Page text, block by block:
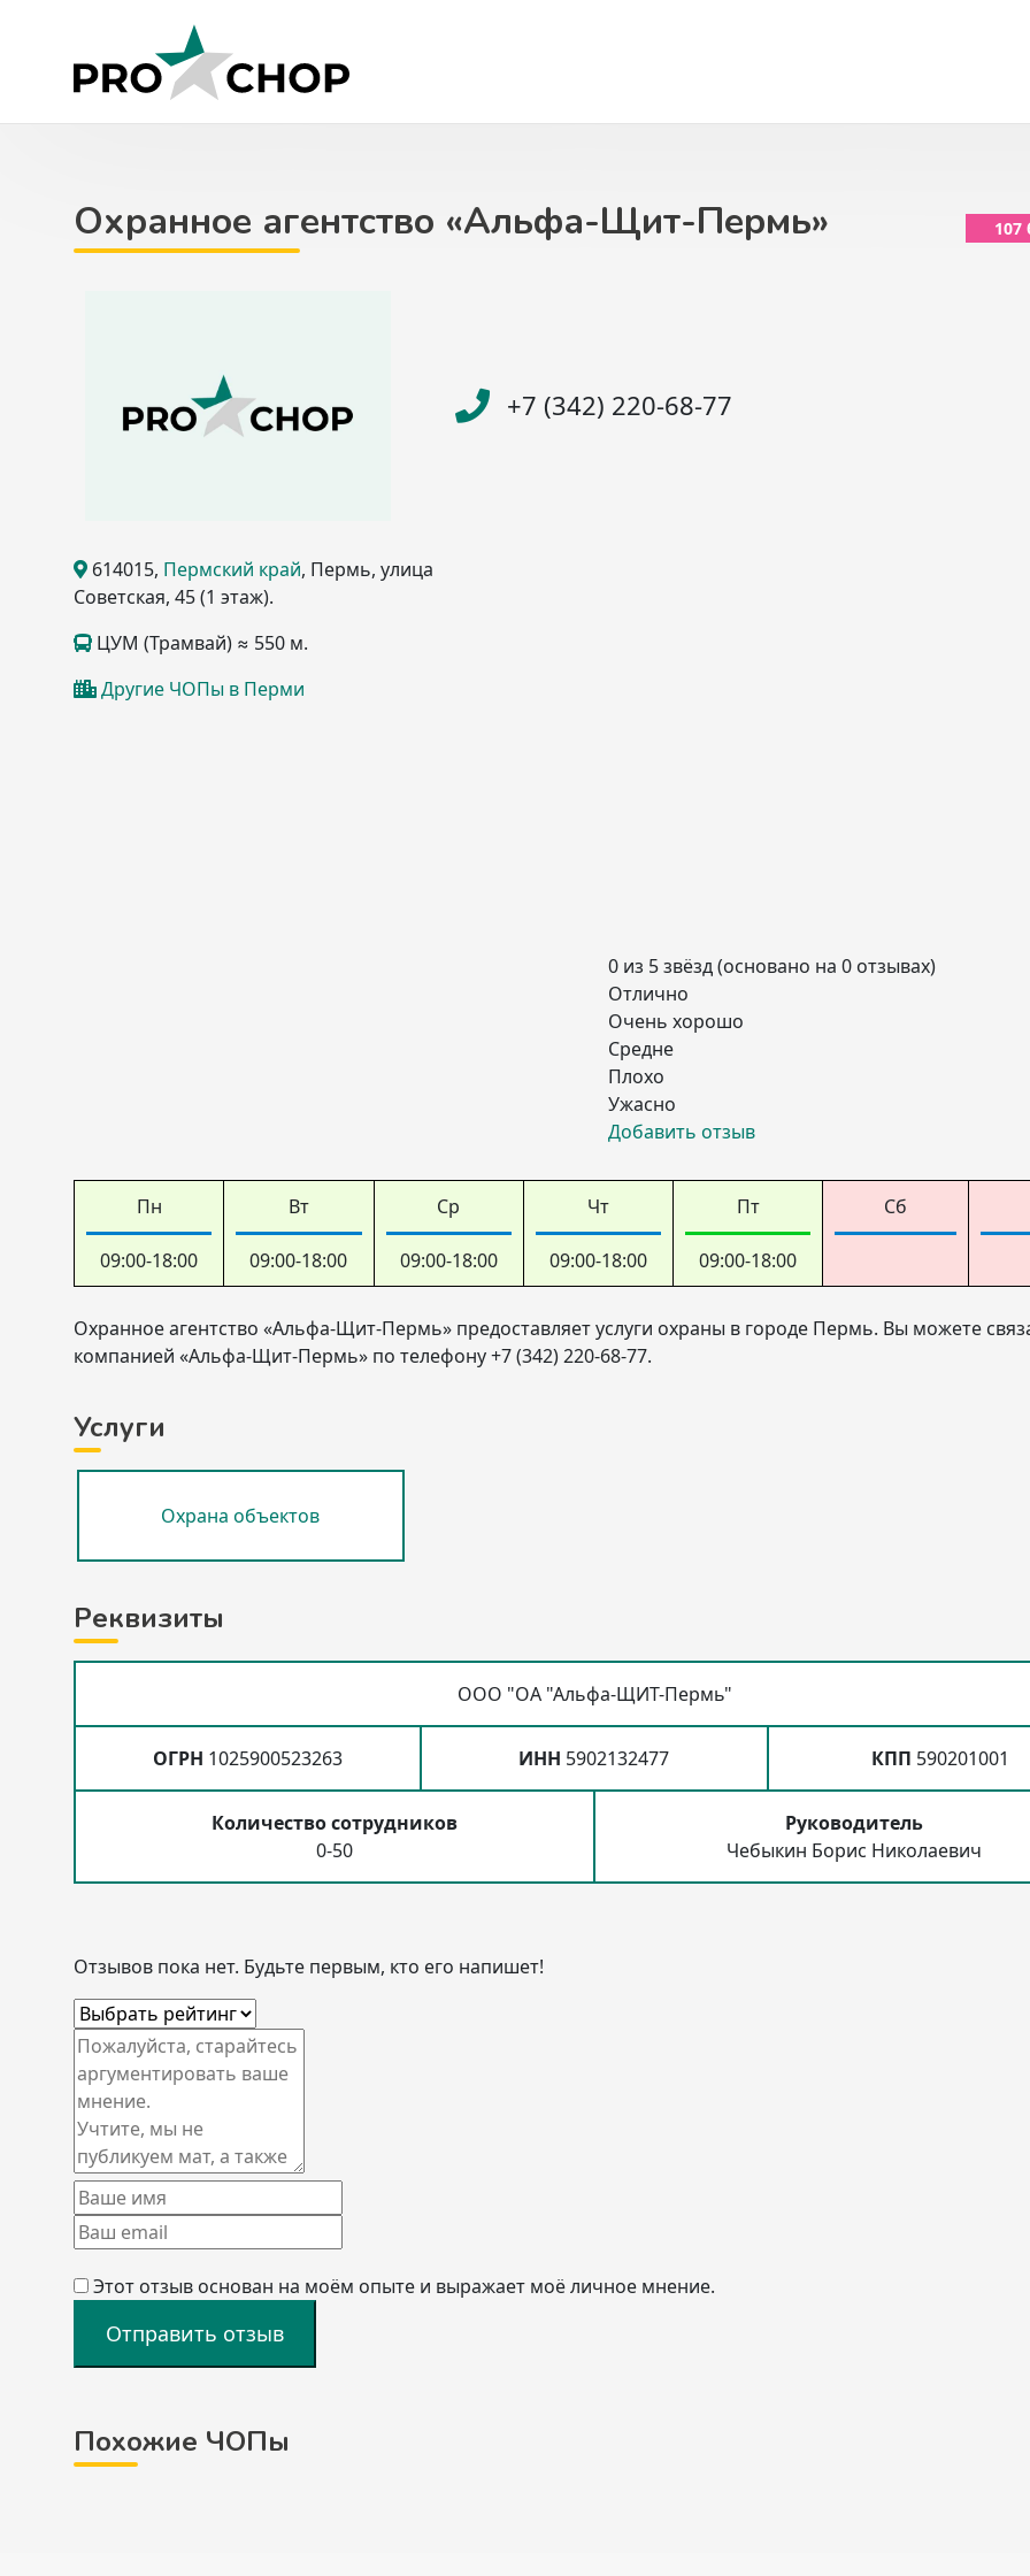
Охранное агентство «Альфа-Щит-Пермь» 107
+7 (342) 220-68-77
614015, Пермский край, Пермь, улица
Советская, 45(1 этаж).
ЦУМ (Трамвай) ≈ 550 м.
Другие ЧОПы в Перми
0 из 5 звёзд (основано на 0 отзывах)
Отлично
Очень хорошо
Средне
Плохо
Ужасно
Добавить отзыв
Пн
09:00-18:00
Вт
09:00-18:00
Ср
09:00-18:00
Чт
09:00-18:00
Пт
09:00-18:00
Сб
Охранное агентство «Альфа-Щит-Пермь» предоставляет услуги охраны в городе Пермь. Вы можете
компанией «Альфа-Щит-Пермь» по телефону +7 (342) 220-68-77.
Услуги
Охрана объектов
Реквизиты
ООО "ОА "Альфа-ЩИТ-Пермь"
ОГРН 1025900523263 ИНН 5902132477 КПП 590201001
Количество сотрудников
0-50
Руководитель
Чебыкин Борис Николаевич
Отзывов пока нет. Будьте первым, кто его напишет!
Этот отзыв основан на моём опыте и выражает моё личное мнение.
Отправить отзыв
Похожие ЧОПы